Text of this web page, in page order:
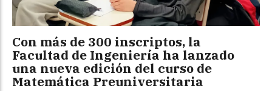
Con más de 300 inscriptos, la
Facultad de Ingeniería ha lanzado
una nueva edición del curso de
Matemática Preuniversitaria